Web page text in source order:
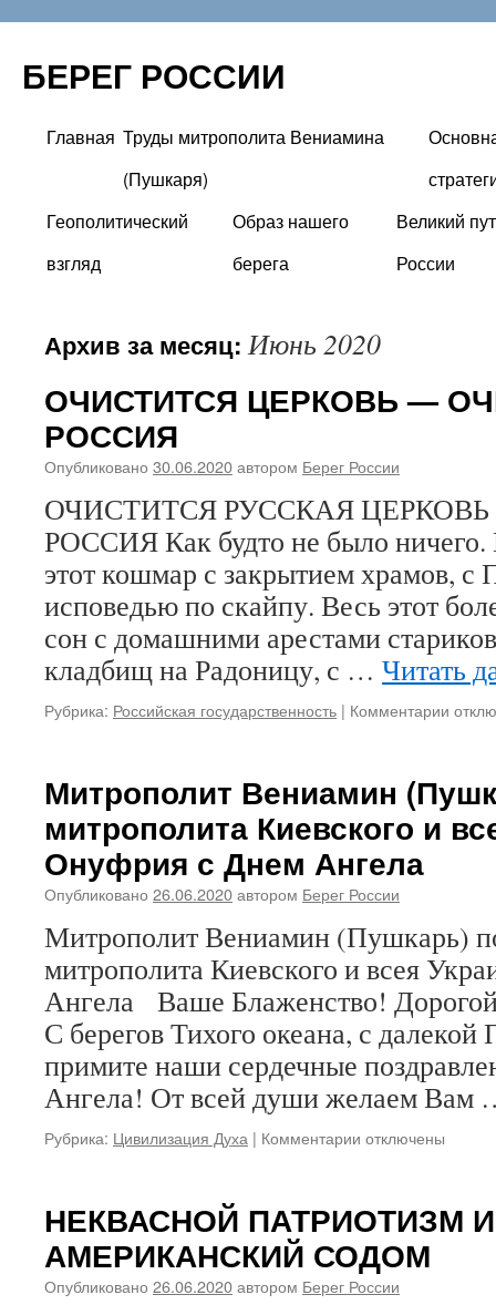
БЕРЕГ РОССИИ
Перейти
содержимому
Главная Труды митрополита Вениамина
(Пушкаря)
Геополитический
взгляд
Образ нашего
берега
Великий
России
Архив за месяц:Июнь 2020
ОЧИСТИТСЯ ЦЕРКОВЬ —
РОССИЯ
Опубликовано 30.06.2020автором Берег России
ОЧИСТИТСЯ РУССКАЯ
РОССИЯ Как будто не было ничего.
этот кошмар с закрытием храмов, с
исповедью по скайпу. Весь этот
сон с домашними арестами
кладбищ на Радоницу, с … Читать
Рубрика: Российская государственность | Комментарии к
—
Митрополит Вениамин
митрополита Киевского и
Онуфрия с Днем Ангела
Опубликовано 26.06.2020автором Берег России
Митрополит Вениамин (Пушкарь)
митрополита Киевского и всея
Ангела Ваше Блаженство!
С берегов Тихого океана, с
примите наши сердечные
Ангела! От всей души желаем
Рубрика: Цивилизация Духа | Комментарии к
(Пушкарь)
поздравил
митрополита
Киевского
отключены
НЕКВАСНОЙ ПАТРИОТИЗМ И
АМЕРИКАНСКИЙ СОДОМ
Опубликовано 26.06.2020автором Берег России